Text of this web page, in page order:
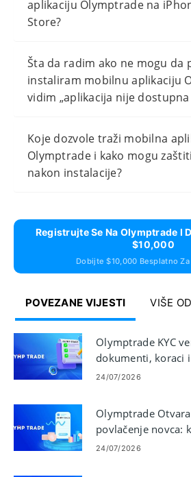
aplikaciju Olymptrade na
Store?
Šta da radim ako ne mogu da
instaliram mobilnu aplikaciju
vidim „aplikacija nije dostupna
Koje dozvole traži mobilna
Olymptrade i kako mogu
nakon instalacije?
Registrujte Se Na Olymptrade I
$10,000
Dobijte $10,000 Besplatno
POVEZANE VIJESTI VIŠE
Olymptrade KYC
dokumenti, koraci
24/07/2026
Olymptrade
povlačenje novca:
ograničenja i vrijeme
24/07/2026